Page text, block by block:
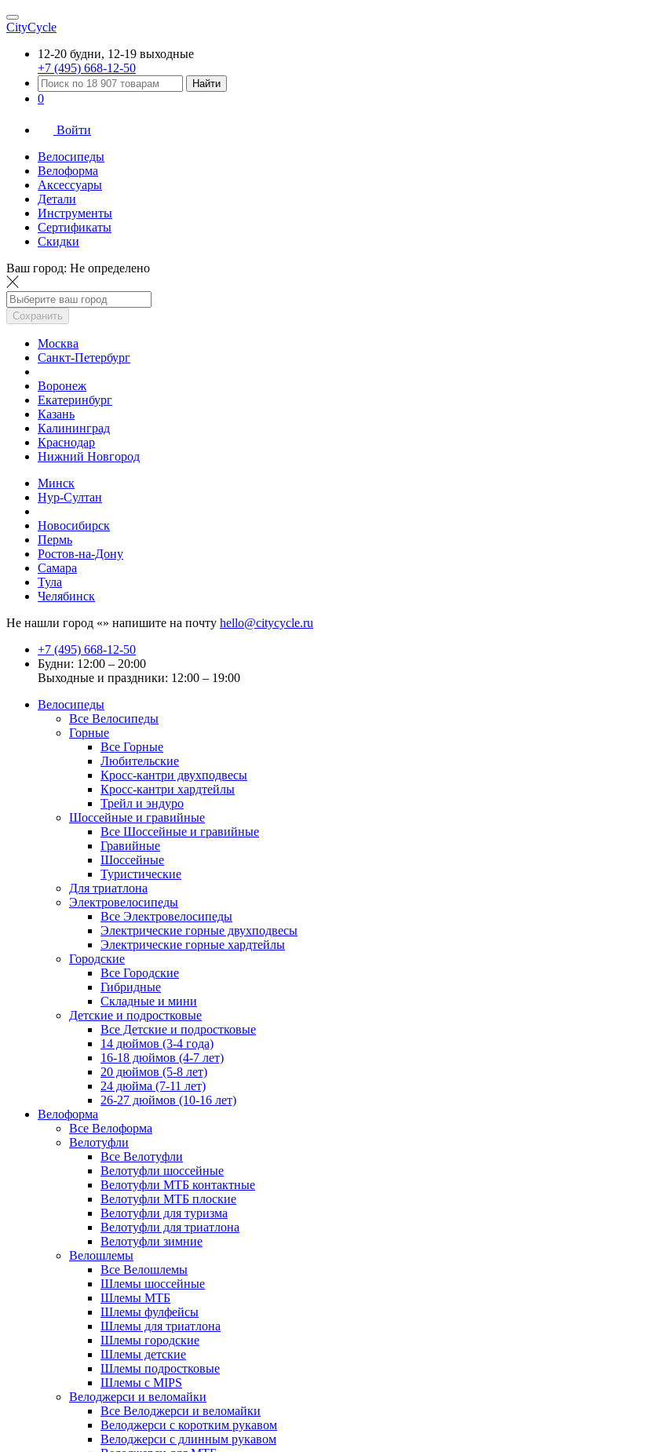
CityCycle
12-20 будни, 12-19 выходные
+7 (495) 668-12-50
Найти
0
Войти
Велосипеды
Велоформа
Аксессуары
Детали
Инструменты
Сертификаты
Скидки
Ваш город: Не определено
Сохранить
Москва
Санкт-Петербург
Воронеж
Екатеринбург
Казань
Калининград
Краснодар
Нижний Новгород
Минск
Нур-Султан
Новосибирск
Пермь
Ростов-на-Дону
Самара
Тула
Челябинск
Не нашли город «» напишите на почту hello@citycycle.ru
+7 (495) 668-12-50
Будни: 12:00 – 20:00
Выходные и праздники: 12:00 – 19:00
Велосипеды
Все Велосипеды
Горные
Все Горные
Любительские
Кросс-кантри двухподвесы
Кросс-кантри хардтейлы
Трейл и эндуро
Шоссейные и гравийные
Все Шоссейные и гравийные
Гравийные
Шоссейные
Туристические
Для триатлона
Электровелосипеды
Все Электровелосипеды
Электрические горные двухподвесы
Электрические горные хардтейлы
Городские
Все Городские
Гибридные
Складные и мини
Детские и подростковые
Все Детские и подростковые
14 дюймов (3-4 года)
16-18 дюймов (4-7 лет)
20 дюймов (5-8 лет)
24 дюйма (7-11 лет)
26-27 дюймов (10-16 лет)
Велоформа
Все Велоформа
Велотуфли
Все Велотуфли
Велотуфли шоссейные
Велотуфли МТБ контактные
Велотуфли МТБ плоские
Велотуфли для туризма
Велотуфли для триатлона
Велотуфли зимние
Велошлемы
Все Велошлемы
Шлемы шоссейные
Шлемы МТБ
Шлемы фулфейсы
Шлемы для триатлона
Шлемы городские
Шлемы детские
Шлемы подростковые
Шлемы с MIPS
Велоджерси и веломайки
Все Велоджерси и веломайки
Велоджерси с коротким рукавом
Велоджерси с длинным рукавом